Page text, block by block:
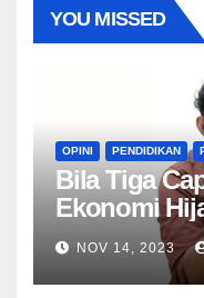
YOU MISSED
OPINI PENDIDIKAN
Bila Tiga
Ekonomi
NOV 14, 2023